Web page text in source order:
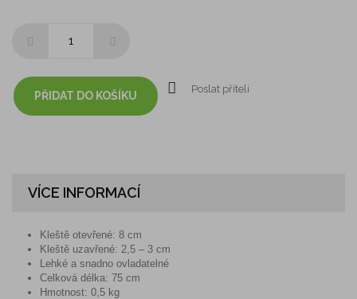
PŘIDAT DO KOŠÍKU
Poslat příteli
VÍCE INFORMACÍ
Kleště otevřené: 8 cm
Kleště uzavřené: 2,5 – 3 cm
Lehké a snadno ovladatelné
Celková délka: 75 cm
Hmotnost: 0,5 kg